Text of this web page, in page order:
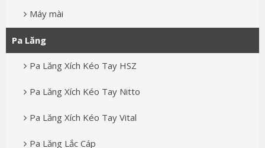
Máy mài
Pa Lăng
Pa Lăng Xích Kéo Tay HSZ
Pa Lăng Xích Kéo Tay Nitto
Pa Lăng Xích Kéo Tay Vital
Pa Lăng Lắc Cáp